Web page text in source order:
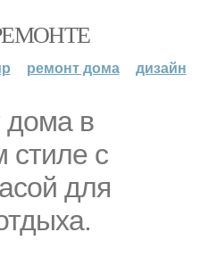
ремонт дома дизайн
дома в
стиле с
для